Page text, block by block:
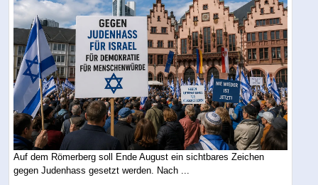
Auf dem Römerberg soll Ende August ein sichtbares Zeichen
gegen Judenhass gesetzt werden. Nach ...